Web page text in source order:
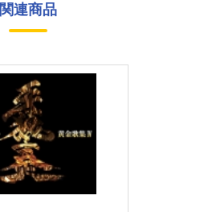
関連商品